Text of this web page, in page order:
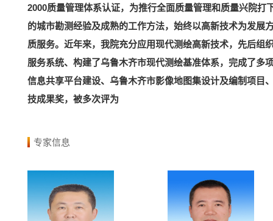
2000质量管理体系认证，为推行全面质量管理和质量兴院
的城市勘测经验及成熟的工作方法，始终以高新技术为发展
质服务。近年来，我院充分应用现代测绘高新技术，先后组
服务系统、构建了乌鲁木齐市现代测绘基准体系，完成了多
信息共享平台建设、乌鲁木齐市影像地图集设计及编制项目
技成果奖，被多次评为
专家信息